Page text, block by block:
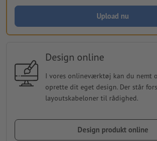
Upload nu
Design online
I vores onlineværktøj kan du nemt
oprette dit eget design. Der står
layoutskabeloner til rådighed.
Design produkt online